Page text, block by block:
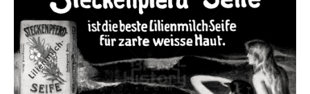
Einst und Heute
Marken
Konzerne